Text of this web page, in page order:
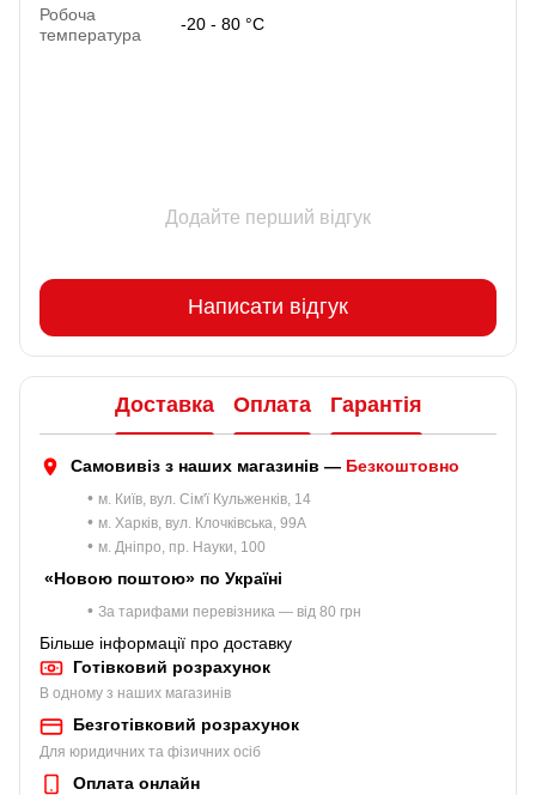
Робоча
температура
-20 - 80 °C
Додайте перший відгук
Написати відгук
Доставка Оплата Гарантія
Самовивіз з наших магазинів — Безкоштовно
• м. Київ, вул. Сім'ї Кульженків, 14
• м. Харків, вул. Клочківська, 99A
• м. Дніпро, пр. Науки, 100
«Новою поштою» по Україні
• За тарифами перевізника — від 80 грн
Більше інформації про доставку
Готівковий розрахунок
В одному з наших магазинів
Безготівковий розрахунок
Для юридичних та фізичних осіб
Оплата онлайн